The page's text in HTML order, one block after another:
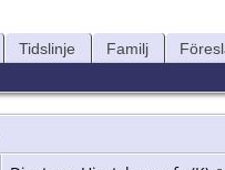
Tidslinje Familj